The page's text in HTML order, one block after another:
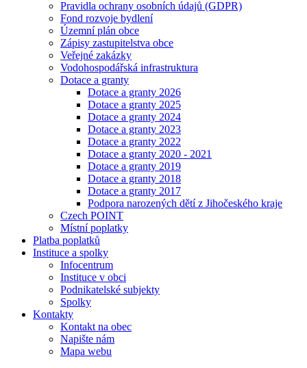
Pravidla ochrany osobních údajů (GDPR)
Fond rozvoje bydlení
Územní plán obce
Zápisy zastupitelstva obce
Veřejné zakázky
Vodohospodářská infrastruktura
Dotace a granty
Dotace a granty 2026
Dotace a granty 2025
Dotace a granty 2024
Dotace a granty 2023
Dotace a granty 2022
Dotace a granty 2020 - 2021
Dotace a granty 2019
Dotace a granty 2018
Dotace a granty 2017
Podpora narozených dětí z Jihočeského kraje
Czech POINT
Místní poplatky
Platba poplatků
Instituce a spolky
Infocentrum
Instituce v obci
Podnikatelské subjekty
Spolky
Kontakty
Kontakt na obec
Napište nám
Mapa webu